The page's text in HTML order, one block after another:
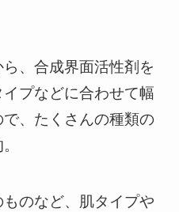
、合成界面活性剤を
プなどに合わせて幅
、たくさんの種類の
のなど、肌タイプや